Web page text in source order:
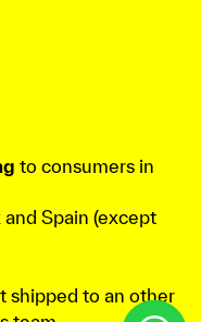
to consumers in
Spain (except
shipped to an other